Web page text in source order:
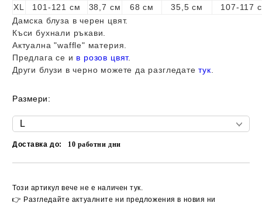
XL
101-121 см 38,7 см 68 см 35,5 см
107-117
Дамска блуза в черен цвят.
Къси бухнали ръкави.
Актуална "waffle" материя.
Предлага се и в розов цвят.
Други блузи в черно можете да разгледатетук
Размери:
Доставка до: 10 работни дни
Този артикул вече не е наличен тук.
👉 Разгледайте актуалните ни предложения в новия ни